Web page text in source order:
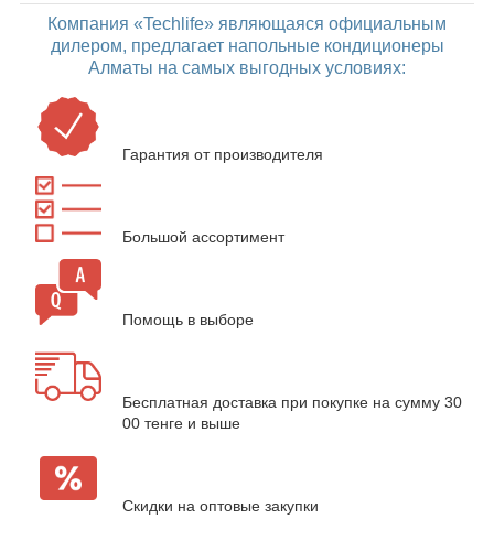
Компания «Techlife» являющаяся официальным
дилером, предлагает напольные кондиционеры
Алматы на самых выгодных условиях:
Гарантия от производителя
Большой ассортимент
Помощь в выборе
Бесплатная доставка при покупке на сумму 30
00 тенге и выше
Скидки на оптовые закупки